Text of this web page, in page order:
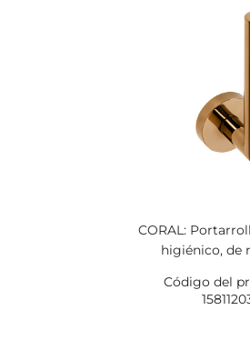
CORAL:
higiénico, de
Código del